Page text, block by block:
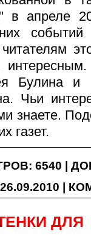
в апреле
Булина и
Чьи
знаете.
газет.
6540
26.09.2010
ДЛЯ